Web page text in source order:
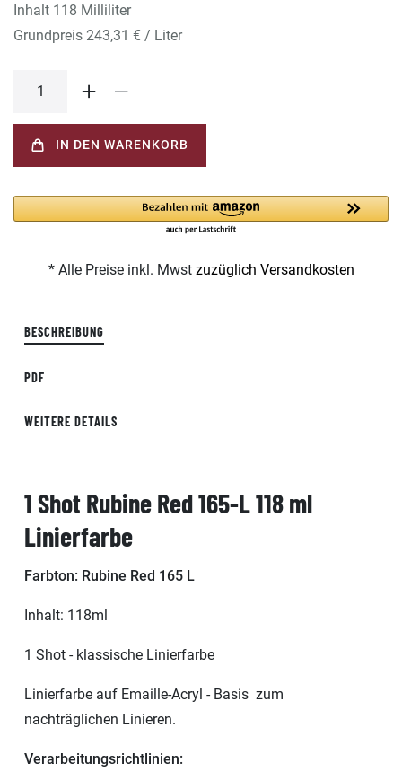
Inhalt 118 Milliliter
Grundpreis 243,31 € / Liter
IN DEN WARENKORB
* Alle Preise inkl. Mwst zuzüglich Versandkosten
BESCHREIBUNG
PDF
WEITERE DETAILS
1 Shot Rubine Red 165-L 118 ml
Linierfarbe
Farbton: Rubine Red 165 L
Inhalt: 118ml
1 Shot - klassische Linierfarbe
Linierfarbe auf Emaille-Acryl - Basis zum
nachträglichen Linieren.
Verarbeitungsrichtlinien: